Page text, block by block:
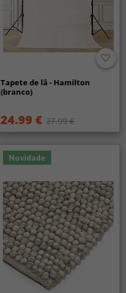
Tapete de lã - Hamilton
(branco)
24.99 € 27.99 €
Novidade